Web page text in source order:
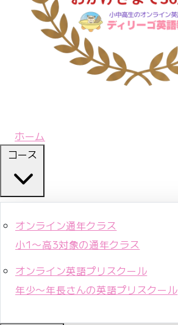
ホーム
コース
オンライン通年クラス
小1〜高3対象の通年クラス
オンライン英語プリスクール
年少〜年長さんの英語プリスクール